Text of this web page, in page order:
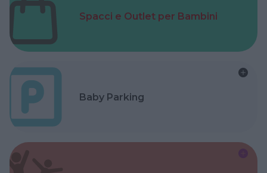
Spacci e Outlet per Bambini
Baby Parking